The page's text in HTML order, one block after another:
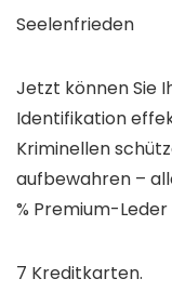
Seelenfrieden
Jetzt können Sie
Identifikation
Kriminellen
aufbewahren –
% Premium-
7 Kreditkarten.